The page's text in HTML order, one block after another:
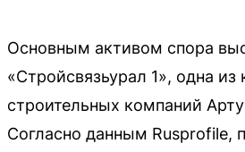
Основным активом спора
«Стройсвязьурал 1», одна
строительных компаний
Согласно данным Rusprofile,